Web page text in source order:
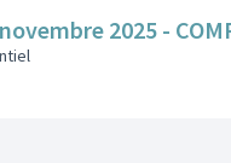
2025 -